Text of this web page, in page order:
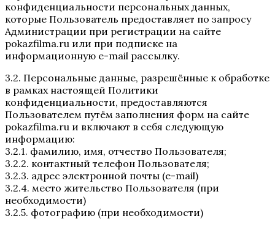
конфиденциальности персональных данных,
которые Пользователь предоставляет по запросу
Администрации при регистрации на сайте
pokazfilma.ru или при подписке на
информационную e-mail рассылку.
3.2. Персональные данные, разрешённые к обработке
в рамках настоящей Политики
конфиденциальности, предоставляются
Пользователем путём заполнения форм на сайте
pokazfilma.ru и включают в себя следующую
информацию:
3.2.1. фамилию, имя, отчество Пользователя;
3.2.2. контактный телефон Пользователя;
3.2.3. адрес электронной почты (e-mail)
3.2.4. место жительство Пользователя (при
необходимости)
3.2.5. фотографию (при необходимости)